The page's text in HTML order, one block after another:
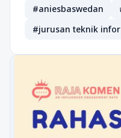
#aniesbaswedan
#jurusan teknik